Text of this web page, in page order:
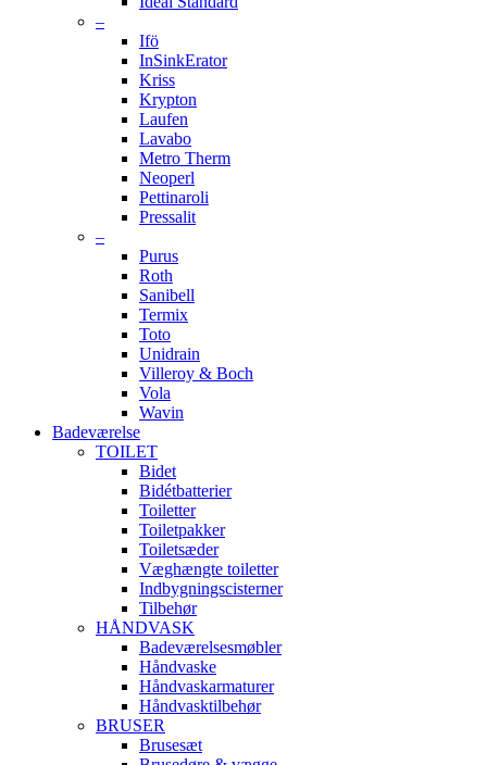
–
Ifö
InSinkErator
Kriss
Krypton
Laufen
Lavabo
Metro Therm
Neoperl
Pettinaroli
Pressalit
–
Purus
Roth
Sanibell
Termix
Toto
Unidrain
Villeroy & Boch
Vola
Wavin
Badeværelse
TOILET
Bidet
Bidétbatterier
Toiletter
Toiletpakker
Toiletsæder
Væghængte toiletter
Indbygningscisterner
Tilbehør
HÅNDVASK
Badeværelsesmøbler
Håndvaske
Håndvaskarmaturer
Håndvasktilbehør
BRUSER
Brusesæt